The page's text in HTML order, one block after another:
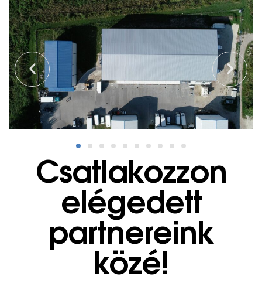
Csatlakozzon
elégedett
partnereink
közé!